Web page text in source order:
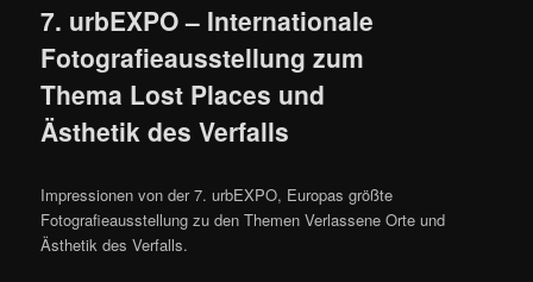
7. urbEXPO – Internationale
Fotografieausstellung zum
Thema Lost Places und
Ästhetik des Verfalls
Impressionen von der 7. urbEXPO, Europas größte
Fotografieausstellung zu den Themen Verlassene Orte und
Ästhetik des Verfalls.